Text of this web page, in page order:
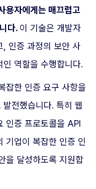
용자에게는 매끄럽고
다. 이 기술은 개발자
, 인증 과정의 보안 사
역할을 수행합니다.
잡한 인증 요구 사항을
전했습니다. 특히 웹
인증 프로토콜을 API
기업이 복잡한 인증 인
을 달성하도록 지원합